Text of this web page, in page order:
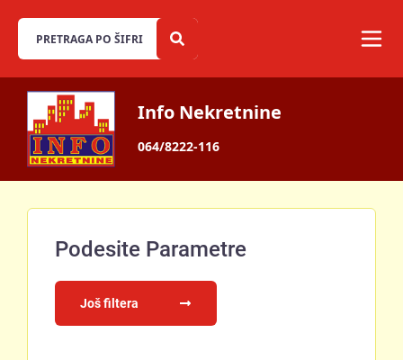
Info Nekretnine
064/8222-116
Podesite Parametre
Još filtera